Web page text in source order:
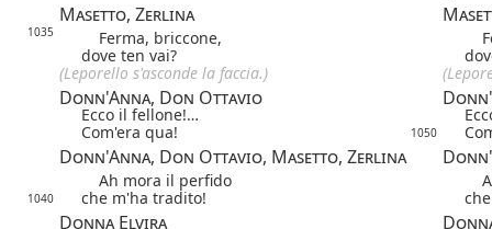
Masetto, Zerlina
1035 Ferma, briccone,
dove ten vai?
(Leporello s'asconde la faccia.)
Donn'Anna, Don Ottavio
Ecco il fellone!…
Com'era qua!
1050
Donn'Anna, Don Ottavio, Masetto, Zerlina
Ah mora il perfido
1040 che m'ha tradito!
Donna Elvira